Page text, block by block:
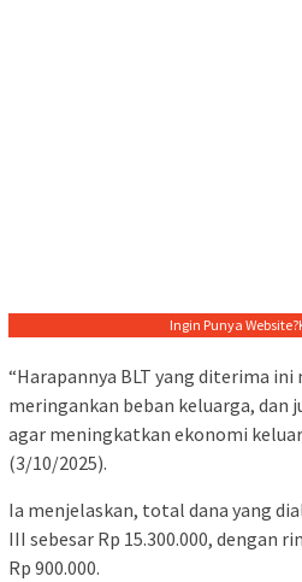
Ingin Punya Website?
“Harapannya BLT yang diterima
meringankan beban keluarga, dan
agar meningkatkan ekonomi
(3/10/2025).
Ia menjelaskan, total dana yang
III sebesar Rp 15.300.000, dengan
Rp 900.000.